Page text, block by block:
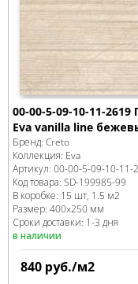
00-00-5-09-10-11-
Eva vanilla line
Бренд: Creto
Коллекция: Eva
Артикул: 00-00-5-09-10-11-
Код товара: SD-199985-99
В коробке: 15 шт, 1.5 м2
Размер: 400x250 мм
Сроки доставки: 1-3 дня
в наличии
840 руб./м2